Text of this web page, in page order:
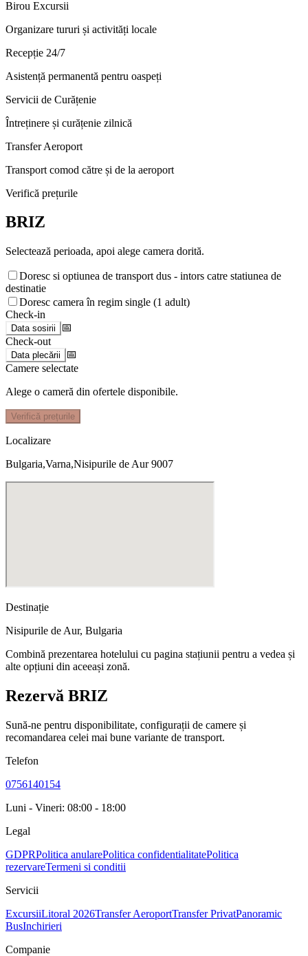
Birou Excursii
Organizare tururi și activități locale
Recepție 24/7
Asistență permanentă pentru oaspeți
Servicii de Curățenie
Întreținere și curățenie zilnică
Transfer Aeroport
Transport comod către și de la aeroport
Verifică prețurile
BRIZ
Selectează perioada, apoi alege camera dorită.
Doresc si optiunea de transport dus - intors catre statiunea de
destinatie
Doresc camera în regim single (1 adult)
Check-in
Data sosirii
📅
Check-out
Data plecării
📅
Camere selectate
Alege o cameră din ofertele disponibile.
Verifică prețurile
Localizare
Bulgaria,Varna,Nisipurile de Aur 9007
Destinație
Nisipurile de Aur, Bulgaria
Combină prezentarea hotelului cu pagina stațiunii pentru a vedea și
alte opțiuni din aceeași zonă.
Rezervă BRIZ
Sună-ne pentru disponibilitate, configurații de camere și
recomandarea celei mai bune variante de transport.
Telefon
0756140154
Luni - Vineri: 08:00 - 18:00
Legal
GDPRPolitica anularePolitica confidentialitatePolitica
rezervareTermeni si conditii
Servicii
ExcursiiLitoral 2026Transfer AeroportTransfer PrivatPanoramic
BusInchirieri
Companie